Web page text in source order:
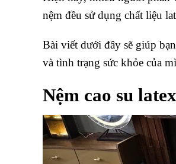
nệm đều sử dụng chất liệu
Bài viết dưới đây sẽ giúp bạn
và tình trạng sức khỏe của
Nệm cao su